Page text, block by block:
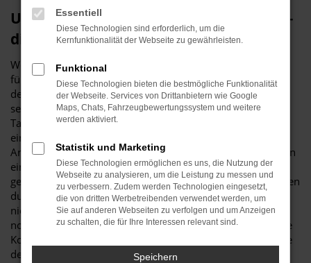
Unser Fahrzeugvorschlag für Wangen –
die VW Caddy Tageszulassung
Wer kennt das nicht? Sie suchen „nur“ ein neues Fahrzeug
für Wangen und haben prompt die sprichwörtliche „Qual
der Wahl“? Wenn Sie bereits wissen, dass es ein VW Caddy
sein soll, empfehlen wir Ihnen den Kauf einer
Tageszulassung. Was eine VW Caddy Tageszulassung von
einem Neuwagen unterscheidet, ist lediglich die einmalige
Anmeldung für einen Tag. Das Fahrzeug wurde noch keinen
einzigen Kilometer gefahren und ist niegelnagelneu. Sie
genießen somit das Privileg, die Jungfernfahrt durch Wangen
durchzuführen und zahlen trotzdem einen deutlich
niedrigeren Preis als für einen Neuwagen. Wir gehen sogar
noch einen Schritt weiter und bieten Ihnen noch günstigere
Konditionen, eine Finanzierung zu minimalen Zinsen sowie
den Ankauf Ihres aktuellen Fahrzeugs.
Essentiell
Diese Technologien sind erforderlich, um die
Kernfunktionalität der Webseite zu gewährleisten.
Funktional
Diese Technologien bieten die bestmögliche Funktionalität
der Webseite. Services von Drittanbietern wie Google
Maps, Chats, Fahrzeugbewertungssystem und weitere
werden aktiviert.
Statistik und Marketing
Diese Technologien ermöglichen es uns, die Nutzung der
Webseite zu analysieren, um die Leistung zu messen und
zu verbessern. Zudem werden Technologien eingesetzt,
die von dritten Werbetreibenden verwendet werden, um
Sie auf anderen Webseiten zu verfolgen und um Anzeigen
zu schalten, die für Ihre Interessen relevant sind.
Speichern